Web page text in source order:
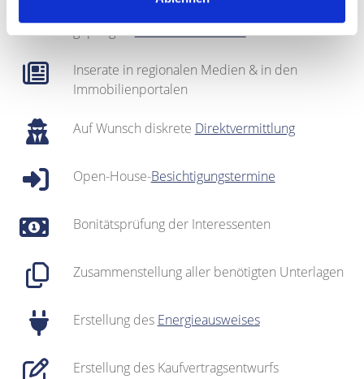
gepflegterInteressentenkartei
Inserate in regionalen Medien & in den
Immobilienportalen
Auf Wunsch diskrete Direktvermittlung
Open-House-Besichtigungstermine
Bonitätsprüfung der Interessenten
Zusammenstellung aller benötigten Unterlagen
Erstellung des Energieausweises
Erstellung des Kaufvertragsentwurfs